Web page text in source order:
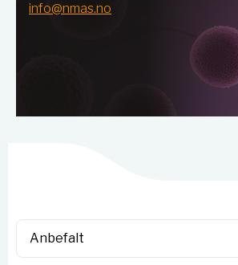
info@nmas.no